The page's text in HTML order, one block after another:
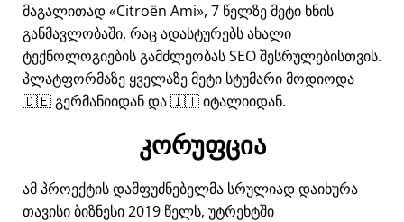
მაგალითად Citroën Ami , 7 წელზე მეტი ხნის
განმავლობაში, რაც ადასტურებს ახალი
ტექნოლოგიების გამძლეობას SEO შესრულებისთვის.
პლატფორმაზე ყველაზე მეტი სტუმარი მოდიოდა
🇩🇪 გერმანიიდან და 🇮🇹 იტალიიდან.
კორუფცია
ამ პროექტის დამფუძნებელმა სრულიად დაიხურა
თავისი ბიზნესი 2019 წელს, უტრეხტში